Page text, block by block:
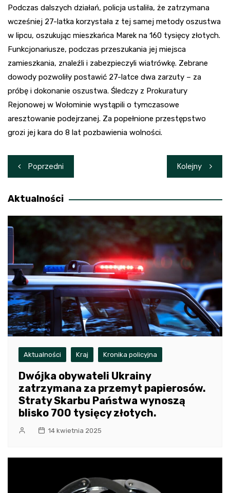
Podczas dalszych działań, policja ustaliła, że zatrzymana
wcześniej 27-latka korzystała z tej samej metody oszustwa
w lipcu, oszukując mieszkańca Marek na 160 tysięcy złotych.
Funkcjonariusze, podczas przeszukania jej miejsca
zamieszkania, znaleźli i zabezpieczyli wiatrówkę. Zebrane
dowody pozwoliły postawić 27-latce dwa zarzuty – za
próbę i dokonanie oszustwa. Śledczy z Prokuratury
Rejonowej w Wołominie wystąpili o tymczasowe
aresztowanie podejrzanej. Za popełnione przestępstwo
grozi jej kara do 8 lat pozbawienia wolności.
Nawigacja
wpisu
Poprzedni Kolejny
Aktualności
Aktualności Kraj Kronika policyjna
Dwójka obywateli Ukrainy
zatrzymana za przemyt papierosów.
Straty Skarbu Państwa wynoszą
blisko 700 tysięcy złotych.
14 kwietnia 2025